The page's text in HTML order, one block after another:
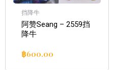
挡降牛
阿赞Seang – 2559挡
降牛
฿600.00